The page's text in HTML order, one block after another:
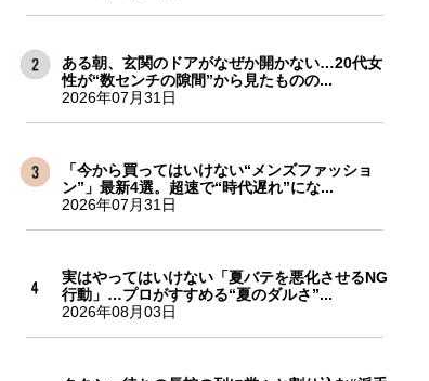
ある朝、玄関のドアがなぜか開かない…20代女
性が“数センチの隙間”から見たものの...
2026年07月31日
「今から買ってはいけない“メンズファッショ
ン”」最新4選。超速で“時代遅れ”にな...
2026年07月31日
実はやってはいけない「夏バテを悪化させるNG
行動」…プロがすすめる“夏のダルさ”...
2026年08月03日